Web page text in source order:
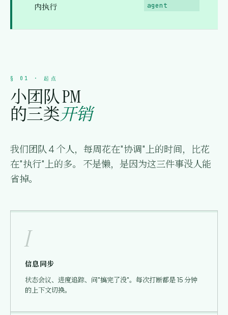
内执行
agent
§ 01 · 起点
小团队 PM
的三类开销
我们团队 4 个人，每周花在"协调"上的时间，比花
在"执行"上的多。 不是懒，是因为这三件事没人能
省掉。
I
信息同步
状态会议、进度追踪、问"搞完了没"。每次打断都是 15 分钟
的上下文切换。